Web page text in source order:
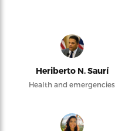
Heriberto N. Saurí
Health and emergencies